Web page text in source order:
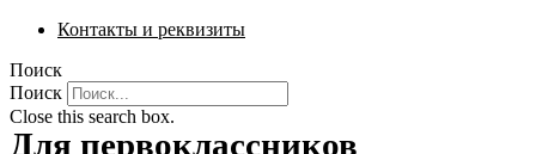
Контакты и реквизиты
Поиск
Поиск
Close this search box.
Для первоклассников